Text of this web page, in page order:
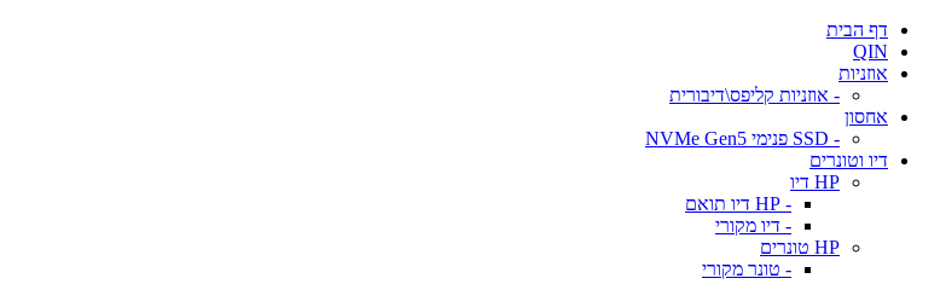
דף הבית
QIN
אוזניות
- אוזניות קליפס\דיבורית
אחסון
- SSD פנימי NVMe Gen5
דיו וטונרים
HP דיו
- HP דיו תואם
- דיו מקורי
HP טונרים
- טונר מקורי